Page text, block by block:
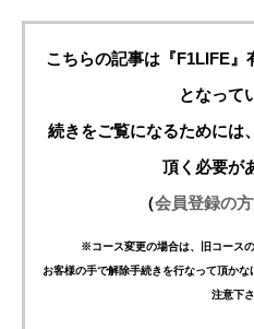
こちらの記事は『F1LIFE』
となって
続きをご覧になるためには、
頂く必要が
（会員登録の
※コース変更の場合は、旧コース
お客様の手で解除手続きを行なって頂か
注意下さ